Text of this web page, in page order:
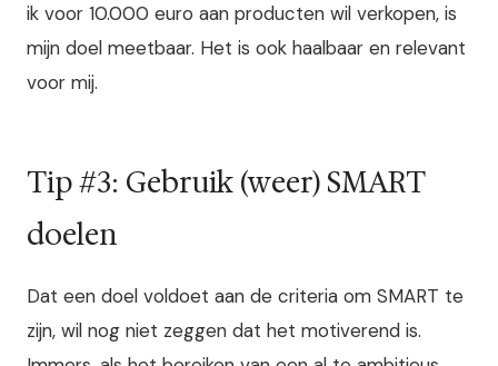
ik voor 10.000 euro aan producten wil verkopen, is
mijn doel meetbaar. Het is ook haalbaar en relevant
voor mij.
Tip #3: Gebruik (weer) SMART
doelen
Dat een doel voldoet aan de criteria om SMART te
zijn, wil nog niet zeggen dat het motiverend is.